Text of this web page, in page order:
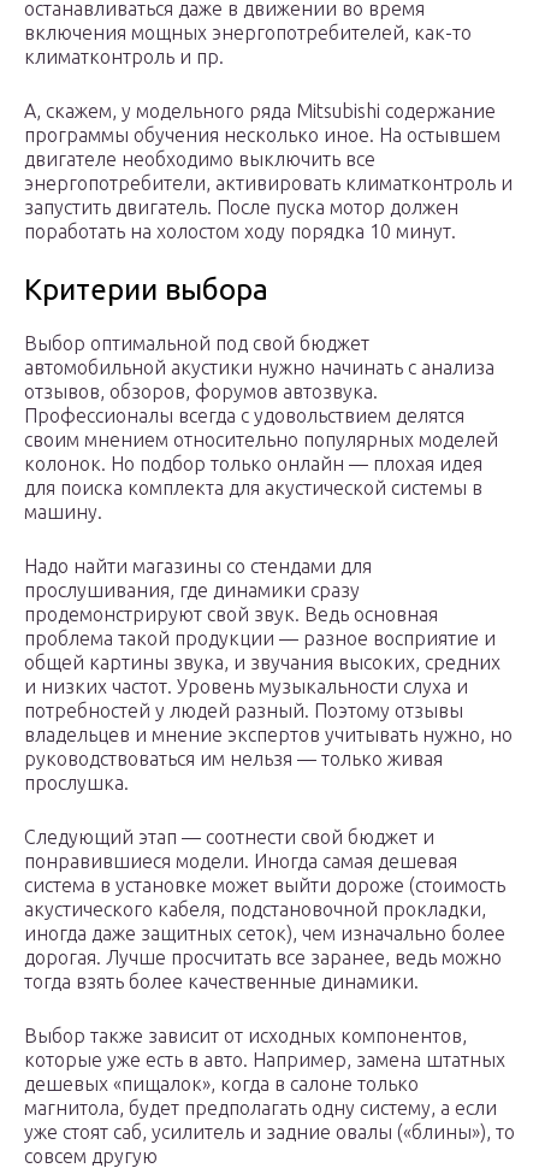
останавливаться даже в движении во время
включения мощных энергопотребителей, как-то
климатконтроль и пр.
А, скажем, у модельного ряда Mitsubishi содержание
программы обучения несколько иное. На остывшем
двигателе необходимо выключить все
энергопотребители, активировать климатконтроль и
запустить двигатель. После пуска мотор должен
поработать на холостом ходу порядка 10 минут.
Критерии выбора
Выбор оптимальной под свой бюджет
автомобильной акустики нужно начинать с анализа
отзывов, обзоров, форумов автозвука.
Профессионалы всегда с удовольствием делятся
своим мнением относительно популярных моделей
колонок. Но подбор только онлайн — плохая идея
для поиска комплекта для акустической системы в
машину.
Надо найти магазины со стендами для
прослушивания, где динамики сразу
продемонстрируют свой звук. Ведь основная
проблема такой продукции — разное восприятие и
общей картины звука, и звучания высоких, средних
и низких частот. Уровень музыкальности слуха и
потребностей у людей разный. Поэтому отзывы
владельцев и мнение экспертов учитывать нужно, но
руководствоваться им нельзя — только живая
прослушка.
Следующий этап — соотнести свой бюджет и
понравившиеся модели. Иногда самая дешевая
система в установке может выйти дороже (стоимость
акустического кабеля, подстановочной прокладки,
иногда даже защитных сеток), чем изначально более
дорогая. Лучше просчитать все заранее, ведь можно
тогда взять более качественные динамики.
Выбор также зависит от исходных компонентов,
которые уже есть в авто. Например, замена штатных
дешевых «пищалок», когда в салоне только
магнитола, будет предполагать одну систему, а если
уже стоят саб, усилитель и задние овалы («блины»), то
совсем другую